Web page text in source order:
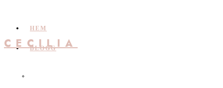
HEM
BLOGG
CECILIA